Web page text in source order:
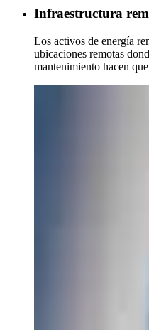
Infraestructura
Los activos de energía
ubicaciones remotas
mantenimiento hacen